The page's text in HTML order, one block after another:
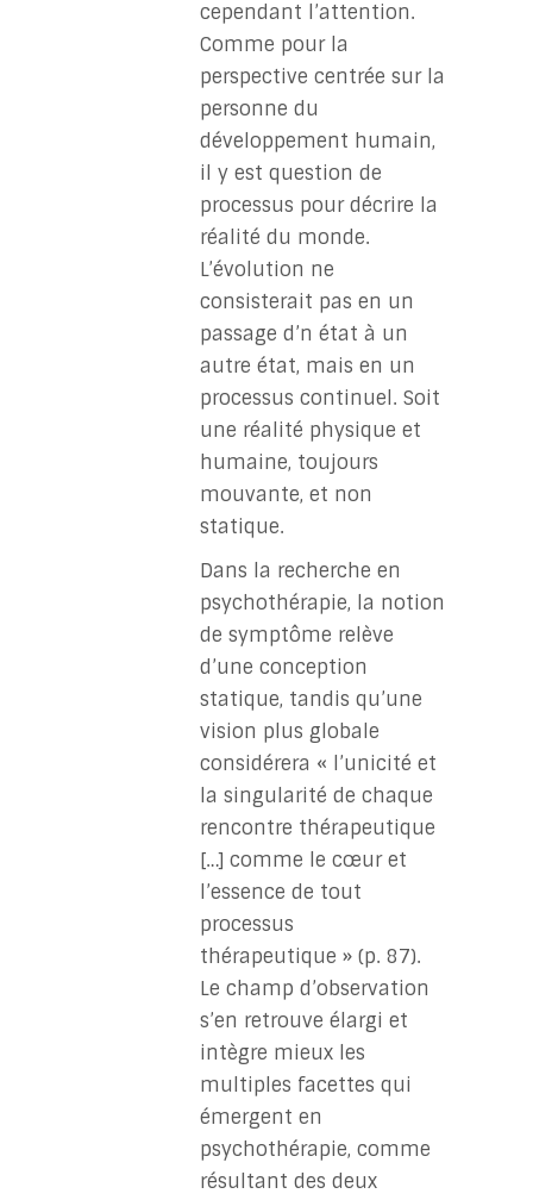
cependant l’attention.
Comme pour la
perspective centrée sur la
personne du
développement humain,
il y est question de
processus pour décrire la
réalité du monde.
L’évolution ne
consisterait pas en un
passage d’n état à un
autre état, mais en un
processus continuel. Soit
une réalité physique et
humaine, toujours
mouvante, et non
statique.
Dans la recherche en
psychothérapie, la notion
de symptôme relève
d’une conception
statique, tandis qu’une
vision plus globale
considérera « l’unicité et
la singularité de chaque
rencontre thérapeutique
[…] comme le cœur et
l’essence de tout
processus
thérapeutique » (p. 87).
Le champ d’observation
s’en retrouve élargi et
intègre mieux les
multiples facettes qui
émergent en
psychothérapie, comme
résultant des deux